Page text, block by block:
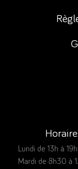
Lundi de 13h à
Mardi de 8h30 à